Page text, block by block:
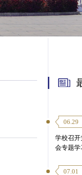
06.29
学校召开
会专题学
07.01